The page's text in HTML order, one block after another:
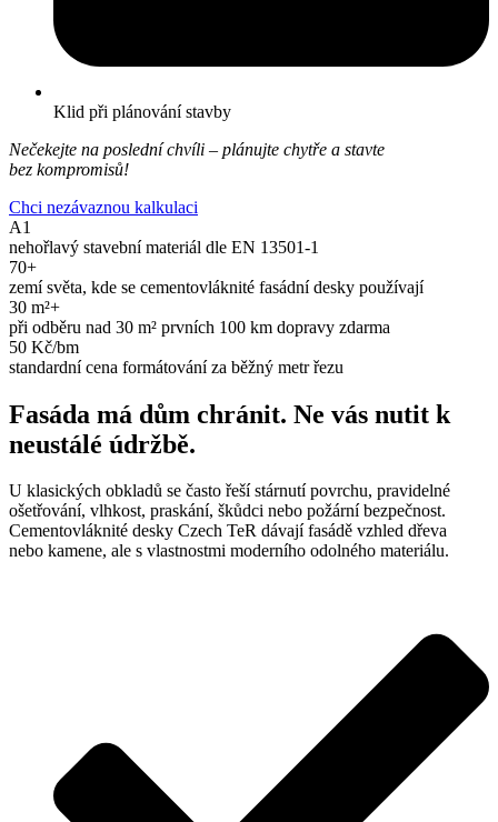
Klid při plánování stavby
Nečekejte na poslední chvíli – plánujte chytře a stavte
bez kompromisů!
Chci nezávaznou kalkulaci
A1
nehořlavý stavební materiál dle EN 13501-1
70+
zemí světa, kde se cementovláknité fasádní desky používají
30 m²+
při odběru nad 30 m² prvních 100 km dopravy zdarma
50 Kč/bm
standardní cena formátování za běžný metr řezu
Fasáda má dům chránit. Ne vás nutit k
neustálé údržbě.
U klasických obkladů se často řeší stárnutí povrchu, pravidelné
ošetřování, vlhkost, praskání, škůdci nebo požární bezpečnost.
Cementovláknité desky Czech TeR dávají fasádě vzhled dřeva
nebo kamene, ale s vlastnostmi moderního odolného materiálu.